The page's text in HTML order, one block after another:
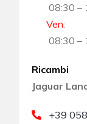
08:30 –
Ven:
08:30 –
Ricambi
Jaguar
+39